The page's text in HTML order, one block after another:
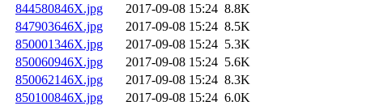
844580846X.jpg
2017-09-08 15:24 8.8K
847903646X.jpg
2017-09-08 15:24 8.5K
850001346X.jpg
2017-09-08 15:24 5.3K
850060946X.jpg
2017-09-08 15:24 5.6K
850062146X.jpg
2017-09-08 15:24 8.3K
850100846X.jpg
2017-09-08 15:24 6.0K